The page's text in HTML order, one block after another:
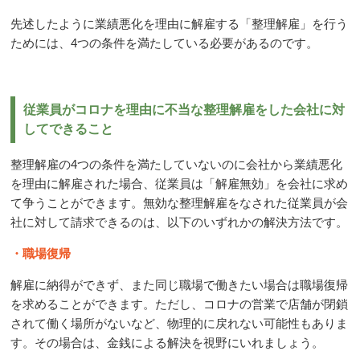
先述したように業績悪化を理由に解雇する「整理解雇」を行う
ためには、4つの条件を満たしている必要があるのです。
従業員がコロナを理由に不当な整理解雇をした会社に対
してできること
整理解雇の4つの条件を満たしていないのに会社から業績悪化
を理由に解雇された場合、従業員は「解雇無効」を会社に求め
て争うことができます。無効な整理解雇をなされた従業員が会
社に対して請求できるのは、以下のいずれかの解決方法です。
・職場復帰
解雇に納得ができず、また同じ職場で働きたい場合は職場復帰
を求めることができます。ただし、コロナの営業で店舗が閉鎖
されて働く場所がないなど、物理的に戻れない可能性もありま
す。その場合は、金銭による解決を視野にいれましょう。